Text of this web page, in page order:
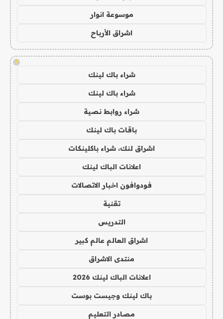
موسوعة انوار
اشراق الأرباح
!
شراء باك لينك
شراء باك لينك
شراء روابط نصية
باقات باك لينك
اشراق لنك، شراء باكلينكات
اعلانات الباك لينك
فودوافون اخبار الاتصالات
تقنية
التدريس
اشراق العالم عالم كبير
منتدى الاشراق
اعلانات الباك لينك 2026
باك لينك وجيست بوست
مصادر التعليم